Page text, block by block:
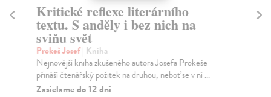
Kritické reflexe literárního
textu. S anděly i bez nich na
sviňu svět
Prokeš Josef| Kniha
Nejnovější kniha zkušeného autora Josefa Prokeše
přináší čtenářský požitek na druhou, neboť se v ní ...
Zasielame do 12 dní